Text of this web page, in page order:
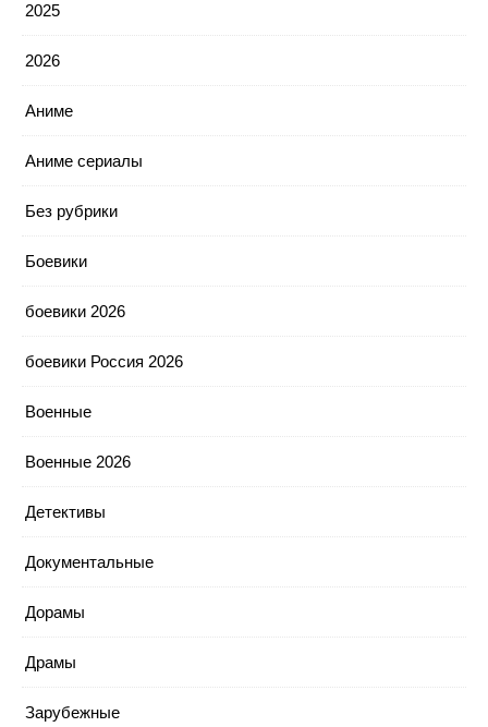
2025
2026
Аниме
Аниме сериалы
Без рубрики
Боевики
боевики 2026
боевики Россия 2026
Военные
Военные 2026
Детективы
Документальные
Дорамы
Драмы
Зарубежные